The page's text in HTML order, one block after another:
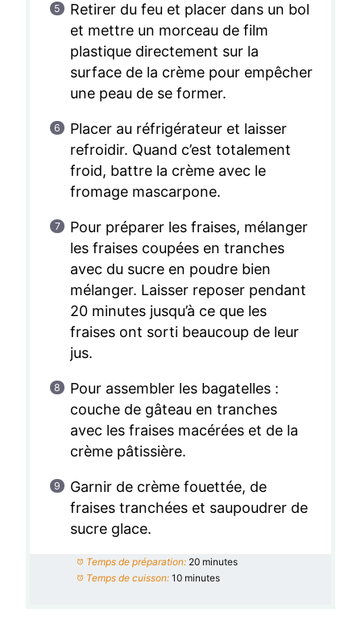
Retirer du feu et placer dans un bol
et mettre un morceau de film
plastique directement sur la
surface de la crème pour empêcher
une peau de se former.
Placer au réfrigérateur et laisser
refroidir. Quand c’est totalement
froid, battre la crème avec le
fromage mascarpone.
Pour préparer les fraises, mélanger
les fraises coupées en tranches
avec du sucre en poudre bien
mélanger. Laisser reposer pendant
20 minutes jusqu’à ce que les
fraises ont sorti beaucoup de leur
jus.
Pour assembler les bagatelles :
couche de gâteau en tranches
avec les fraises macérées et de la
crème pâtissière.
Garnir de crème fouettée, de
fraises tranchées et saupoudrer de
sucre glace.
Temps de préparation: 20 minutes
Temps de cuisson: 10 minutes